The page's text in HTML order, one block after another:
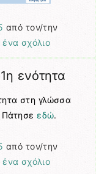
από τον/την
σχόλιο
ενότητα
στη γλώσσα
Πάτησεεδώ.
από τον/την
σχόλιο